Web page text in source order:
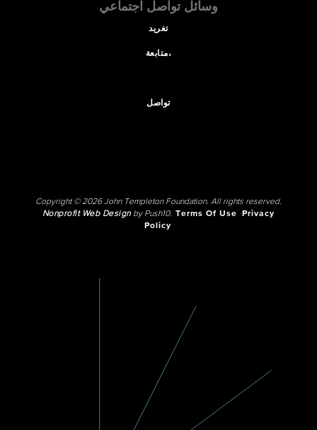
وسائل تواصل اجتماعي
تغريد
متابعة،
تواصل
Copyright © 2026 John Templeton Foundation. All rights reserved.
Nonprofit Web Designby Push10. Terms Of Use
Privacy
Policy